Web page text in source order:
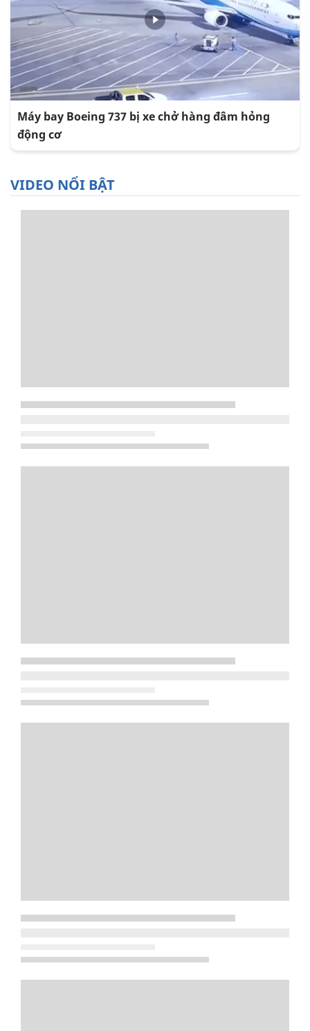
Máy bay Boeing 737 bị xe chở hàng đâm hỏng
động cơ
VIDEO NỔI BẬT